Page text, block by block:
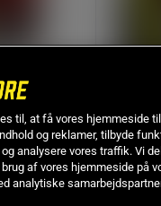
+ 4 varianter
Mass
60
Mutant
til, at få vores hjemmeside
og reklamer, tilbyde
analysere vores traffik. Vi
af vores hjemmeside på
analytiske